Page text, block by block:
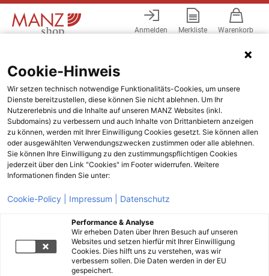
Anmelden Merkliste Warenkorb
Cookie-Hinweis
Wir setzen technisch notwendige Funktionalitäts-Cookies, um unsere
Dienste bereitzustellen, diese können Sie nicht ablehnen. Um Ihr
Nutzererlebnis und die Inhalte auf unseren MANZ Websites (inkl.
Subdomains) zu verbessern und auch Inhalte von Drittanbietern anzeigen
zu können, werden mit Ihrer Einwilligung Cookies gesetzt. Sie können allen
oder ausgewählten Verwendungszwecken zustimmen oder alle ablehnen.
Sie können Ihre Einwilligung zu den zustimmungspflichtigen Cookies
jederzeit über den Link "Cookies" im Footer widerrufen. Weitere
Informationen finden Sie unter:
Cookie-Policy | Impressum | Datenschutz
Performance & Analyse
Wir erheben Daten über Ihren Besuch auf unseren
Websites und setzen hierfür mit Ihrer Einwilligung
Cookies. Dies hilft uns zu verstehen, was wir
verbessern sollen. Die Daten werden in der EU
gespeichert.